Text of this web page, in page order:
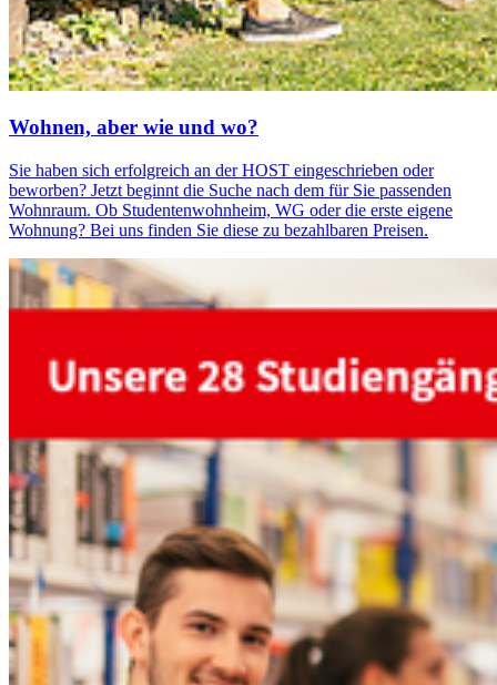
Woh­nen, aber wie und wo?
Sie haben sich erfolgreich an der HOST eingeschrieben oder
beworben? Jetzt beginnt die Suche nach dem für Sie passenden
Wohnraum. Ob Studentenwohnheim, WG oder die erste eigene
Wohnung? Bei uns finden Sie diese zu bezahlbaren Preisen.